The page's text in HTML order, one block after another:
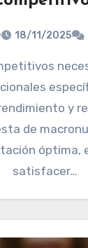
18/11/2025
y
de
óptima,
satisfacer…